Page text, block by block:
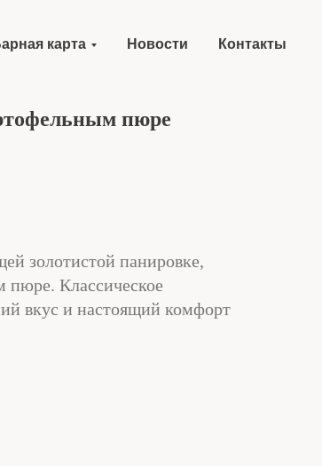
карта Новости Контакты
пюре
золотистой панировке,
пюре. Классическое
вкус и настоящий комфорт